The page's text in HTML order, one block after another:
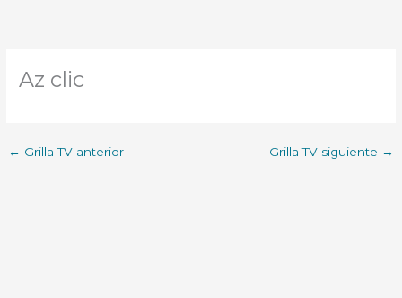
Az clic
← Grilla TV anterior Grilla TV siguiente →